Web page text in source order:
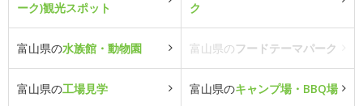
ーク)観光スポット
ク
富山県の水族館・動物園 富山県のフードテーマパーク
富山県の工場見学 富山県のキャンプ場・BBQ場